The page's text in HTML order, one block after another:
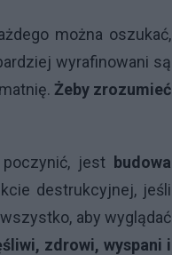
można oszukać,
wyrafinowani są
Żeby zrozumieć
jest budowa
destrukcyjnej, jeśli
aby wyglądać
zdrowi, wyspani i